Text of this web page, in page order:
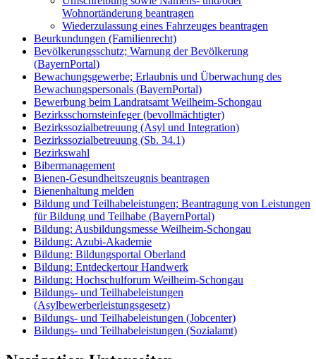
Wohnortänderung beantragen
Wiederzulassung eines Fahrzeuges beantragen
Beurkundungen (Familienrecht)
Bevölkerungsschutz; Warnung der Bevölkerung
(BayernPortal)
Bewachungsgewerbe; Erlaubnis und Überwachung des
Bewachungspersonals (BayernPortal)
Bewerbung beim Landratsamt Weilheim-Schongau
Bezirksschornsteinfeger (bevollmächtigter)
Bezirkssozialbetreuung (Asyl und Integration)
Bezirkssozialbetreuung (Sb. 34.1)
Bezirkswahl
Bibermanagement
Bienen-Gesundheitszeugnis beantragen
Bienenhaltung melden
Bildung und Teilhabeleistungen; Beantragung von Leistungen
für Bildung und Teilhabe (BayernPortal)
Bildung: Ausbildungsmesse Weilheim-Schongau
Bildung: Azubi-Akademie
Bildung: Bildungsportal Oberland
Bildung: Entdeckertour Handwerk
Bildung: Hochschulforum Weilheim-Schongau
Bildungs- und Teilhabeleistungen
(Asylbewerberleistungsgesetz)
Bildungs- und Teilhabeleistungen (Jobcenter)
Bildungs- und Teilhabeleistungen (Sozialamt)